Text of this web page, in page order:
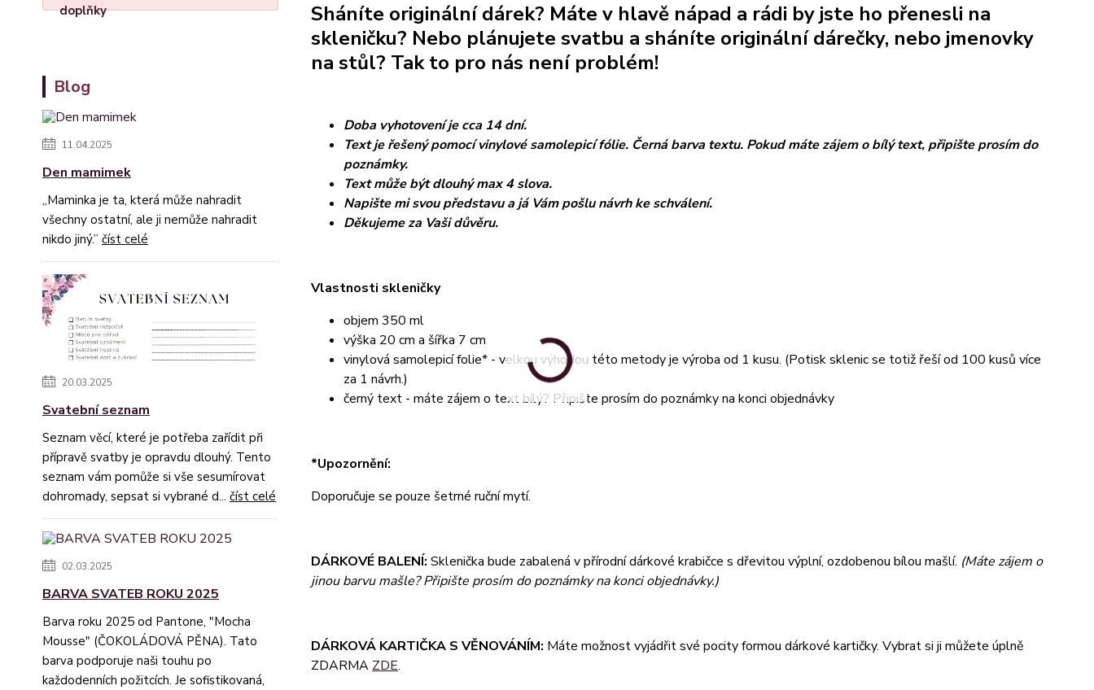
Blog
11.04.2025
Den mamimek
„Maminka je ta, která může nahradit
všechny ostatní, ale ji nemůže nahradit
nikdo jiný.” číst celé
20.03.2025
Svatební seznam
Seznam věcí, které je potřeba zařídit při
přípravě svatby je opravdu dlouhý. Tento
seznam vám pomůže si vše sesumírovat
dohromady, sepsat si vybrané d... číst celé
02.03.2025
BARVA SVATEB ROKU 2025
Barva roku 2025 od Pantone, "Mocha
Mousse" (ČOKOLÁDOVÁ PĚNA). Tato
barva podporuje naši touhu po
každodenních požitcích. Je sofistikovaná,
Sháníte originální dárek? Máte v hlavě nápad a rádi by jste ho přenesli na
skleničku? Nebo plánujete svatbu a sháníte originální dárečky, nebo jmenovky
na stůl? Tak to pro nás není problém!
Doba vyhotovení je cca 14 dní.
Text je řešený pomocí vinylové samolepicí fólie. Černá barva textu. Pokud máte zájem o bílý text, připište prosím do
poznámky.
Text může být dlouhý max 4 slova.
Napište mi svou představu a já Vám pošlu návrh ke schválení.
Děkujeme za Vaši důvěru.
Vlastnosti skleničky
objem 350 ml
výška 20 cm a šířka 7 cm
vinylová samolepicí folie* - velkou výhodou této metody je výroba od 1 kusu. (Potisk sklenic se totiž řeší od 100 kusů více
za 1 návrh.)
černý text - máte zájem o text bílý? Připište prosím do poznámky na konci objednávky
*Upozornění:
Doporučuje se pouze šetrné ruční mytí.
DÁRKOVÉ BALENÍ: Sklenička bude zabalená v přírodní dárkové krabičce s dřevitou výplní, ozdobenou bílou mašlí. (Máte zájem o
jinou barvu mašle? Připište prosím do poznámky na konci objednávky.)
DÁRKOVÁ KARTIČKA S VĚNOVÁNÍM: Máte možnost vyjádřit své pocity formou dárkové kartičky. Vybrat si ji můžete úplně
ZDARMA ZDE.